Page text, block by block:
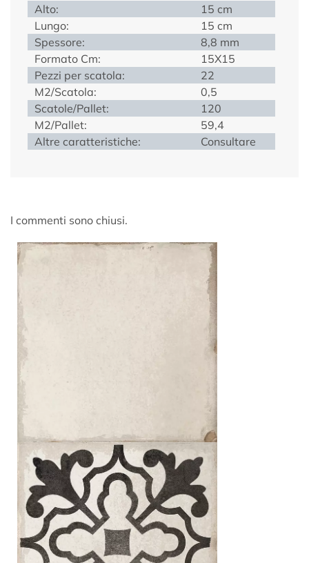
Alto:
15 cm
Lungo:
15 cm
Spessore:
8,8 mm
Formato Cm:
15X15
Pezzi per scatola:
22
M2/Scatola:
0,5
Scatole/Pallet:
120
M2/Pallet:
59,4
Altre caratteristiche:
Consultare
I commenti sono chiusi.